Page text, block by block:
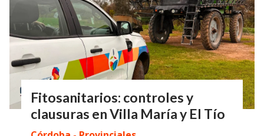
Fitosanitarios: controles y
clausuras en Villa María y El Tío